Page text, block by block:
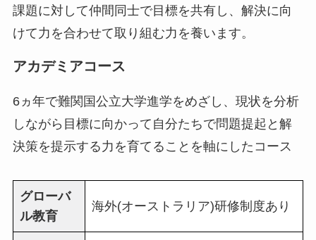
課題に対して仲間同士で目標を共有し、解決に向
けて力を合わせて取り組む力を養います。
アカデミアコース
6ヵ年で難関国公立大学進学をめざし、現状を分析
しながら目標に向かって自分たちで問題提起と解
決策を提示する力を育てることを軸にしたコース
グローバ
ル教育
海外(オーストラリア)研修制度あり